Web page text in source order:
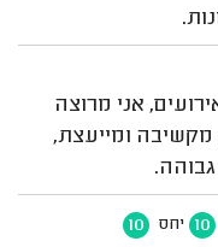
אני מרוצה
מקשיבה ומייעצת,
10 יחס 10